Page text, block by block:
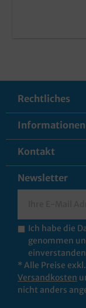
Rechtliches
Informationen
Kontakt
Newsletter
Ich habe die
genommen
* Alle Preise
Versandkosten
nicht anders